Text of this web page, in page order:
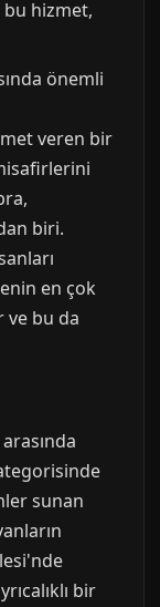
bu hizmet,
önemli
veren bir
biri.
en çok
ve bu da
sunan
bir